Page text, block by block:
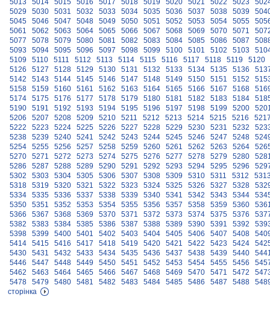
5013 5014 5015 5016 5017 5018 5019 5020 5021 5022 5023
5029
5030 5031 5032 5033 5034 5035 5036 5037 5038 5039
5045
5046 5047 5048 5049 5050 5051 5052 5053 5054 5055
5061
5062 5063 5064 5065 5066 5067 5068 5069 5070 5071
5077
5078 5079 5080 5081 5082 5083 5084 5085 5086 5087
5093
5094 5095 5096 5097 5098 5099 5100 5101 5102 5103
5109
5110 5111 5112 5113 5114 5115 5116 5117 5118 5119
5120
5126
5127 5128 5129 5130 5131 5132 5133 5134 5135 5136
5142
5143 5144 5145 5146 5147 5148 5149 5150 5151 5152
5158
5159 5160 5161 5162 5163 5164 5165 5166 5167 5168
5174
5175 5176 5177 5178 5179 5180 5181 5182 5183 5184
5190
5191 5192 5193 5194 5195 5196 5197 5198 5199 5200
5206
5207 5208 5209 5210 5211 5212 5213 5214 5215 5216
5222
5223 5224 5225 5226 5227 5228 5229 5230 5231 5232
5238
5239 5240 5241 5242 5243 5244 5245 5246 5247 5248
5254
5255 5256 5257 5258 5259 5260 5261 5262 5263 5264
5270
5271 5272 5273 5274 5275 5276 5277 5278 5279 5280
5286
5287 5288 5289 5290 5291 5292 5293 5294 5295 5296
5302
5303 5304 5305 5306 5307 5308 5309 5310 5311 5312
5318
5319 5320 5321 5322 5323 5324 5325 5326 5327 5328
5334
5335 5336 5337 5338 5339 5340 5341 5342 5343 5344
5350
5351 5352 5353 5354 5355 5356 5357 5358 5359 5360
5366
5367 5368 5369 5370 5371 5372 5373 5374 5375 5376
5382
5383 5384 5385 5386 5387 5388 5389 5390 5391 5392
5398
5399 5400 5401 5402 5403 5404 5405 5406 5407 5408
5414
5415 5416 5417 5418 5419 5420 5421 5422 5423 5424
5430
5431 5432 5433 5434 5435 5436 5437 5438 5439 5440
5446
5447 5448 5449 5450 5451 5452 5453 5454 5455 5456
5462
5463 5464 5465 5466 5467 5468 5469 5470 5471 5472
5478
5479 5480 5481 5482 5483 5484 5485 5486 5487 5488
сторінка